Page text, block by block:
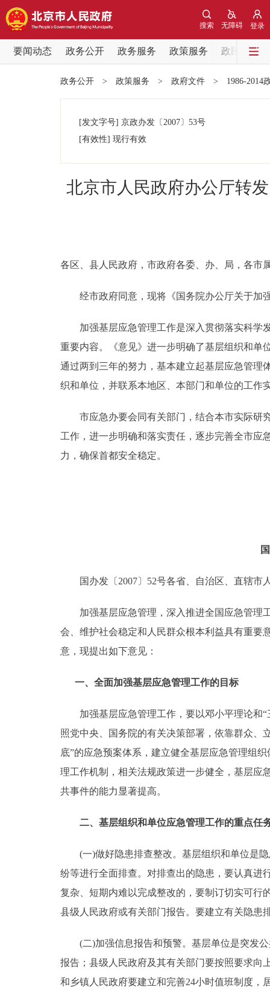
登录
无障碍
搜索
要闻动态 政务公开 政务服务 政策服务
政民互动
党中央精神
政策兑现
决策公开
政务服务
个人服务
中介服务
绿色北京
DEUTSCH
ITALIANO
政务公开 > 政策服务 > 政府文件 > 1986-2014
[发文字号] 京政办发 〔2007〕 53号
[有效性] 现行有效
北京市人民政府办公厅转
各区、县人民政府，市政府各委、办、局，各市
经市政府同意，现将《国务院办公厅关于加强
加强基层应急管理工作是深入贯彻落实科学发
重要内容。《意见》进一步明确了基层组织和单
通过两到三年的努力，基本建立起基层应急管理
织和单位，并联系本地区、本部门和单位的工作
市应急办要会同有关部门，结合本市实际研究
工作，进一步明确和落实责任，逐步完善全市应
力，确保首都安全稳定。
国办发〔2007〕52号各省、自治区、直辖市
加强基层应急管理，深入推进全国应急管理工
会、维护社会稳定和人民群众根本利益具有重要
意，现提出如下意见：
一、全面加强基层应急管理工作的目标
加强基层应急管理工作，要以邓小平理论和“
照党中央、国务院的有关决策部署，依靠群众、
底”的应急预案体系，建立健全基层应急管理组
理工作机制，相关法规政策进一步健全，基层应
共事件的能力显著提高。
二、基层组织和单位应急管理工作的重点任
(一)做好隐患排查整改。基层组织和单位是隐
纷等进行全面排查。对排查出的隐患，要认真进
复杂、短期内难以完成整改的，要制订切实可行
县级人民政府或有关部门报告。要建立有关隐患
(二)加强信息报告和预警。基层单位是突发公
报告；县级人民政府及其有关部门要按照要求向
和乡镇人民政府要建立和完善24小时值班制度，